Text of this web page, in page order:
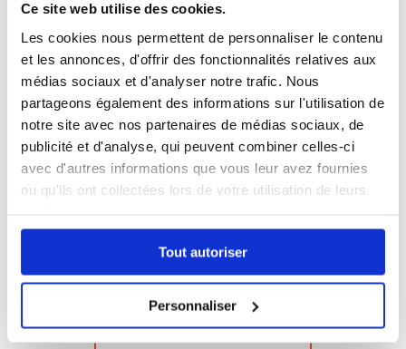
Ce site web utilise des cookies.
Les cookies nous permettent de personnaliser le contenu
et les annonces, d'offrir des fonctionnalités relatives aux
médias sociaux et d'analyser notre trafic. Nous
partageons également des informations sur l'utilisation de
notre site avec nos partenaires de médias sociaux, de
publicité et d'analyse, qui peuvent combiner celles-ci
avec d'autres informations que vous leur avez fournies
ou qu'ils ont collectées lors de votre utilisation de leurs
Tout autoriser
Personnaliser
Votre Nom *
Votre Email *
Votre n° de téléphone *